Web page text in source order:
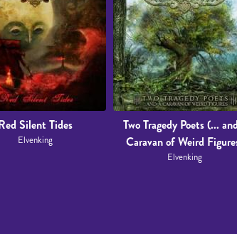
Silent Tides
Elvenking
Two Tragedy Poets (...
Caravan of Weird
Elvenking